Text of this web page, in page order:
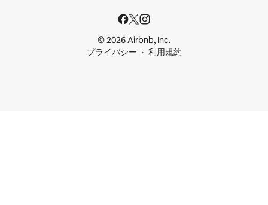
© 2026 Airbnb, Inc.
プライバシー
利用規約